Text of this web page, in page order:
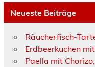
Neueste Beiträge
Räucherfisch-
Erdbeerkuchen
Paella mit